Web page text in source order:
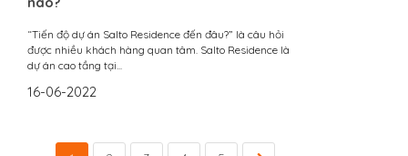
“Tiến độ dự án Salto Residence đến đâu?” là câu hỏi
được nhiều khách hàng quan tâm. Salto Residence là
dự án cao tầng tại...
16-06-2022